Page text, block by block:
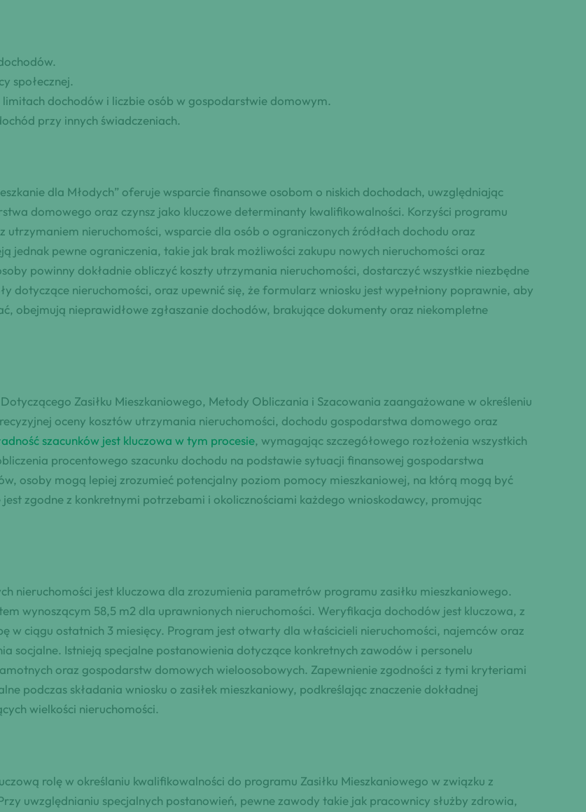
społecznej.
dochodów i liczbie osób w gospodarstwie domowym.
przy innych świadczeniach.
dla Młodych” oferuje wsparcie finansowe osobom o niskich dochodach, uwzględniając
domowego oraz czynsz jako kluczowe determinanty kwalifikowalności. Korzyści programu
utrzymaniem nieruchomości, wsparcie dla osób o ograniczonych źródłach dochodu oraz
jednak pewne ograniczenia, takie jak brak możliwości zakupu nowych nieruchomości oraz
powinny dokładnie obliczyć koszty utrzymania nieruchomości, dostarczyć wszystkie niezbędne
dotyczące nieruchomości, oraz upewnić się, że formularz wniosku jest wypełniony poprawnie, aby
obejmują nieprawidłowe zgłaszanie dochodów, brakujące dokumenty oraz niekompletne
Zasiłku Mieszkaniowego, Metody Obliczania i Szacowania zaangażowane w określeniu
oceny kosztów utrzymania nieruchomości, dochodu gospodarstwa domowego oraz
szacunków jest kluczowa w tym procesie, wymagając szczegółowego rozłożenia wszystkich
procentowego szacunku dochodu na podstawie sytuacji finansowej gospodarstwa
osoby mogą lepiej zrozumieć potencjalny poziom pomocy mieszkaniowej, na którą mogą być
zgodne z konkretnymi potrzebami i okolicznościami każdego wnioskodawcy, promując
nieruchomości jest kluczowa dla zrozumienia parametrów programu zasiłku mieszkaniowego.
wynoszącym 58,5 m2 dla uprawnionych nieruchomości. Weryfikacja dochodów jest kluczowa, z
w ciągu ostatnich 3 miesięcy. Program jest otwarty dla właścicieli nieruchomości, najemców oraz
socjalne. Istnieją specjalne postanowienia dotyczące konkretnych zawodów i personelu
oraz gospodarstw domowych wieloosobowych. Zapewnienie zgodności z tymi kryteriami
podczas składania wniosku o zasiłek mieszkaniowy, podkreślając znaczenie dokładnej
wielkości nieruchomości.
rolę w określaniu kwalifikowalności do programu Zasiłku Mieszkaniowego w związku z
uwzględnianiu specjalnych postanowień, pewne zawody takie jak pracownicy służby zdrowia,